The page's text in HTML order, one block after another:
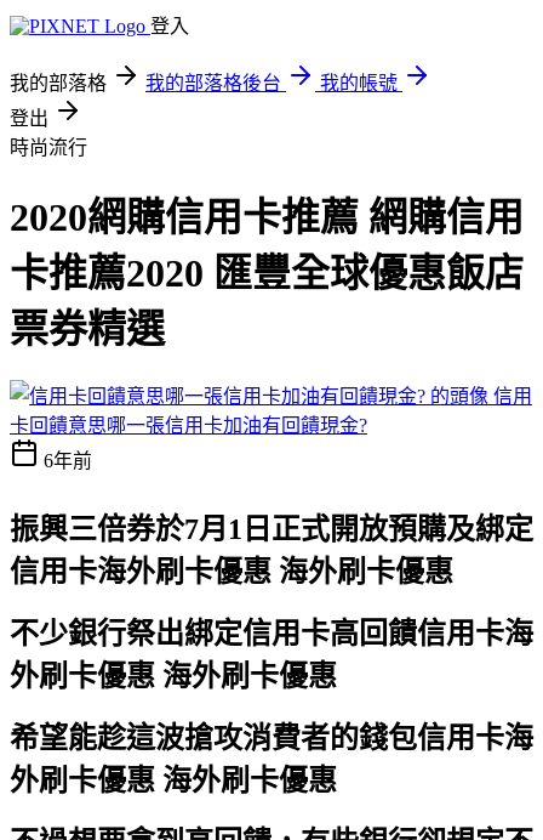
登入
我的部落格 我的部落格後台
我的帳號
登出
時尚流行
2020網購信用卡推薦 網購信用
卡推薦2020 匯豐全球優惠飯店
票券精選
信用
卡回饋意思哪一張信用卡加油有回饋現金?
6年前
振興三倍券於7月1日正式開放預購及綁定
信用卡海外刷卡優惠 海外刷卡優惠
不少銀行祭出綁定信用卡高回饋信用卡海
外刷卡優惠 海外刷卡優惠
希望能趁這波搶攻消費者的錢包信用卡海
外刷卡優惠 海外刷卡優惠